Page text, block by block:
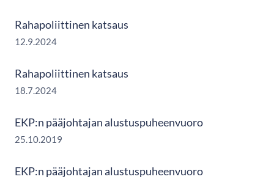
Rahapoliittinen katsaus
12.9.2024
Rahapoliittinen katsaus
18.7.2024
EKP:n pääjohtajan alustuspuheenvuoro
25.10.2019
EKP:n pääjohtajan alustuspuheenvuoro